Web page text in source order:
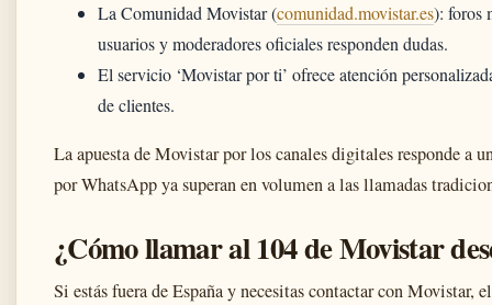
La Comunidad Movistar (comunidad.movistar.es): foros
usuarios y moderadores oficiales responden dudas.
El servicio ‘Movistar por ti’ ofrece atención
de clientes.
La apuesta de Movistar por los canales digitales responde a
por WhatsApp ya superan en volumen a las llamadas
¿Cómo llamar al 104 de Movistar
Si estás fuera de España y necesitas contactar con Movistar,